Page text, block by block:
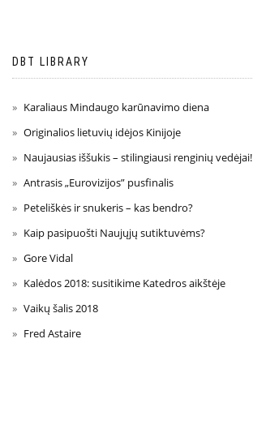
DBT LIBRARY
Karaliaus Mindaugo karūnavimo diena
Originalios lietuvių idėjos Kinijoje
Naujausias iššukis – stilingiausi renginių vedėjai!
Antrasis „Eurovizijos” pusfinalis
Peteliškės ir snukeris – kas bendro?
Kaip pasipuošti Naujųjų sutiktuvėms?
Gore Vidal
Kalėdos 2018: susitikime Katedros aikštėje
Vaikų šalis 2018
Fred Astaire